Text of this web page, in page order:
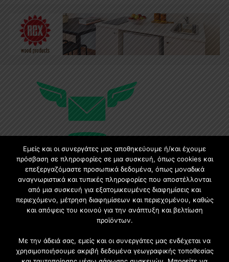
Εγγραφή στο Newsletter
Γίνετε μέλος της μεγαλύτερης διαδικτυακής κοινότητας, ειδικά
για αρχιτέκτονες, σχεδιαστές και λάτρεις της κατασκευής και
Εμείς και οι συνεργάτες μας αποθηκεύουμε ή/και έχουμε
πρόσβαση σε πληροφορίες σε μια συσκευή, όπως cookies και
επεξεργαζόμαστε προσωπικά δεδομένα, όπως μοναδικά
αναγνωριστικά και τυπικές πληροφορίες που αποστέλλονται
από μια συσκευή για εξατομικευμένες διαφημίσεις και
περιεχόμενο, μέτρηση διαφημίσεων και περιεχομένου, καθώς
και απόψεις του κοινού για την ανάπτυξη και βελτίωση
προϊόντων.
Με την άδειά σας, εμείς και οι συνεργάτες μας ενδέχεται να
χρησιμοποιήσουμε ακριβή δεδομένα γεωγραφικής τοποθεσίας